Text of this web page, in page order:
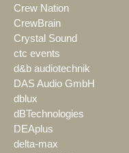
Crew Nation
CrewBrain
Crystal Sound
ctc events
d&b audiotechnik
DAS Audio GmbH
dblux
dBTechnologies
DEAplus
delta-max